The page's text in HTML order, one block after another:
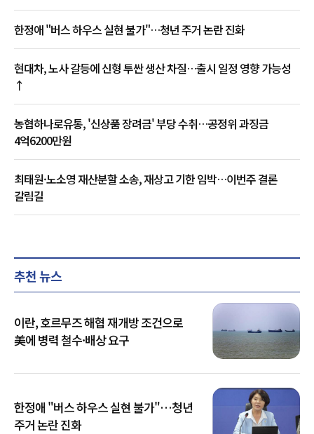
한정애 "버스 하우스 실현 불가"…청년 주거 논란 진화
현대차, 노사 갈등에 신형 투싼 생산 차질…출시 일정 영향 가능성
↑
농협하나로유통, '신상품 장려금' 부당 수취…공정위 과징금
4억6200만원
최태원·노소영 재산분할 소송, 재상고 기한 임박…이번주 결론
갈림길
추천 뉴스
이란, 호르무즈 해협 재개방 조건으로
美에 병력 철수·배상 요구
한정애 "버스 하우스 실현 불가"…청년
주거 논란 진화